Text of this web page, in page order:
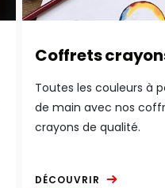
Coffrets
Toutes les couleurs à
de main avec nos
crayons de qualité.
DÉCOUVRIR